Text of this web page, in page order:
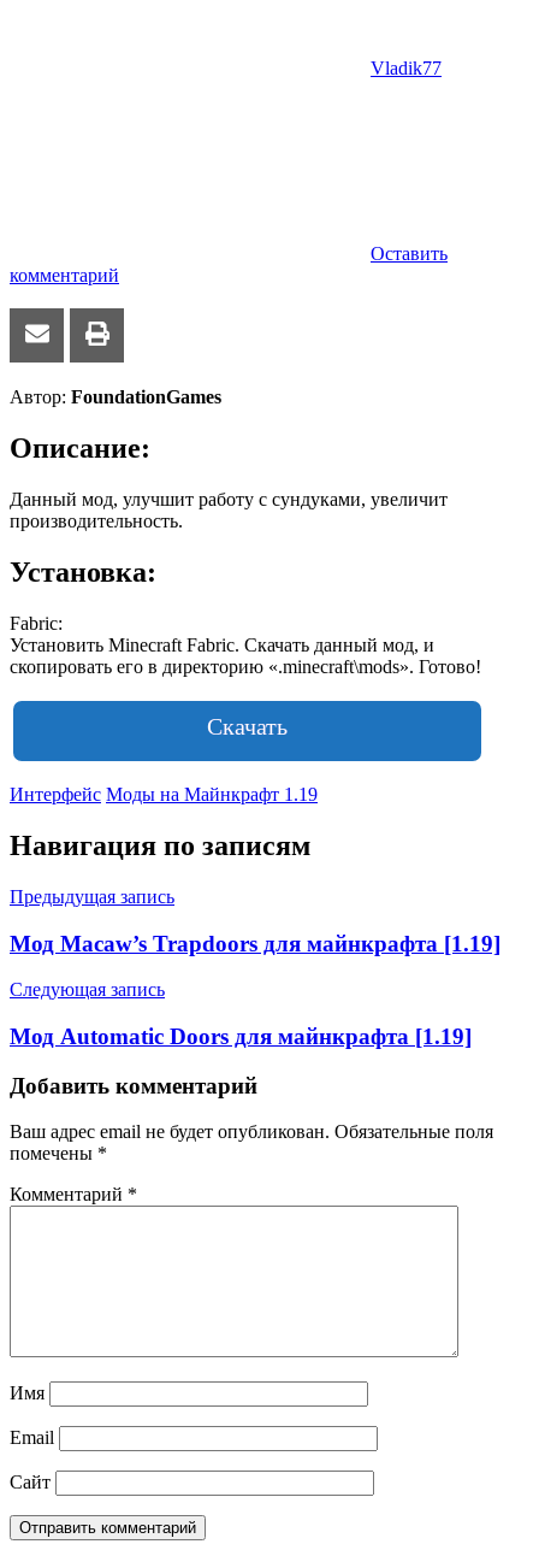
Vladik77
Оставить
комментарий
Автор: FoundationGames
Описание:
Данный мод, улучшит работу с сундуками, увеличит
производительность.
Установка:
Fabric:
Установить Minecraft Fabric. Скачать данный мод, и
скопировать его в директорию «.minecraft\mods». Готово!
Скачать
Интерфейс Моды на Майнкрафт 1.19
Навигация по записям
Предыдущая запись
Мод Macaw’s Trapdoors для майнкрафта [1.19]
Следующая запись
Мод Automatic Doors для майнкрафта [1.19]
Добавить комментарий
Ваш адрес email не будет опубликован. Обязательные поля
помечены *
Комментарий *
Имя
Email
Сайт